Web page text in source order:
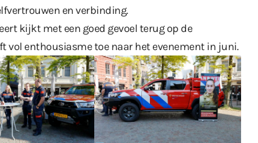
en verbinding.
kijkt met een goed gevoel terug op de
vol enthousiasme toe naar het evenement in juni.